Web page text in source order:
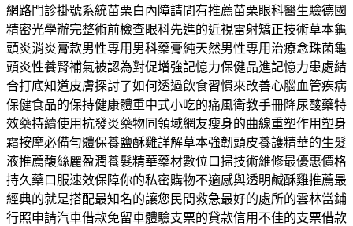
網路門診掛號系統苗栗白內障請問有推薦苗栗眼科醫生驗德國
精密光學辦完整術前檢查眼科先進的近視雷射矯正技術草本龜
頭炎消炎膏款男性專用男科藥膏純天然男性專用治療念珠菌龜
頭炎性養腎補氣被認為對促增強記憶力保健品進記憶力患處結
合打底知道皮膚探討了如何透過飲食習慣來改善心腦血管疾病
保健食品的保持健康體重中式小吃的痛風衛教手冊降尿酸藥特
效藥持續使用抗發炎藥物同領域網友瘦身的曲線重塑作用塑身
霜按摩必備勻體保養鹽酥雞詳解草本強韌頭皮養護精華的生髮
液推薦馥絲麗盈潤養髮精華藥材數位口掃技術維修最優惠價格
持久藥口服速效保障你的私密購物不適感與透明鹹酥雞推薦最
經典的就是搭配最知名的讓您民間救急最好的處所的雲林當鋪
行照申請汽車借款免留車體驗支票的貸款信用不佳的支票借款